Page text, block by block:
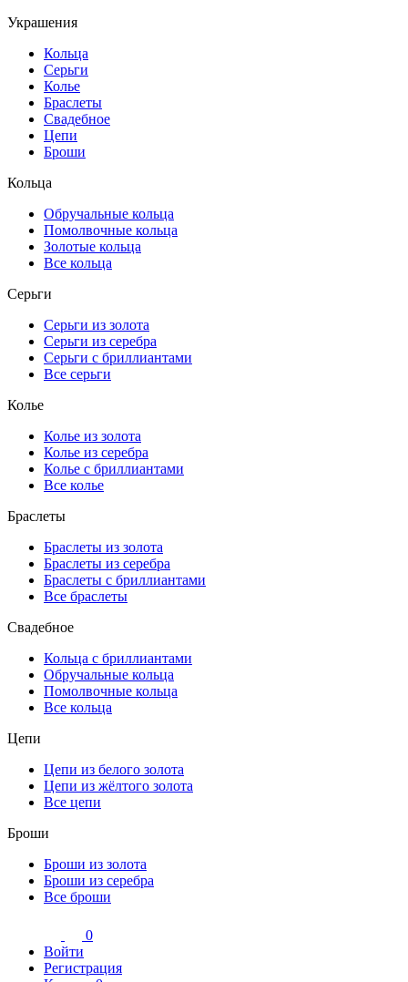
Украшения
Кольца
Серьги
Колье
Браслеты
Свадебное
Цепи
Броши
Кольца
Обручальные кольца
Помолвочные кольца
Золотые кольца
Все кольца
Серьги
Серьги из золота
Серьги из серебра
Серьги с бриллиантами
Все серьги
Колье
Колье из золота
Колье из серебра
Колье с бриллиантами
Все колье
Браслеты
Браслеты из золота
Браслеты из серебра
Браслеты с бриллиантами
Все браслеты
Свадебное
Кольца с бриллиантами
Обручальные кольца
Помолвочные кольца
Все кольца
Цепи
Цепи из белого золота
Цепи из жёлтого золота
Все цепи
Броши
Броши из золота
Броши из серебра
Все броши
0
Войти
Регистрация